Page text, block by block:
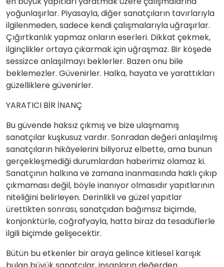
yoğunlaşırlar. Piyasayla, diğer sanatçıların tavırlarıyla
ilgilenmeden, sadece kendi çalışmalarıyla uğraşırlar.
Çığırtkanlık yapmaz onların eserleri. Dikkat çekmek,
ilginçlikler ortaya çıkarmak için uğraşmaz. Bir köşede
sessizce anlaşılmayı beklerler. Bazen onu bile
beklemezler. Güvenirler. Halka, hayata ve yarattıkları
güzelliklere güvenirler.
YARATICI BİR İNANÇ
Bu güvende haksız çıkmış ve bize ulaşmamış
sanatçılar kuşkusuz vardır. Sonradan değeri anlaşılmış
sanatçıların hikâyelerini biliyoruz elbette, ama bunun
gerçekleşmediği durumlardan haberimiz olamaz ki.
Sanatçının halkına ve zamana inanmasında haklı çıkıp
çıkmaması değil, böyle inanıyor olmasıdır yapıtlarının
niteliğini belirleyen. Derinlikli ve güzel yapıtlar
ürettikten sonrası, sanatçıdan bağımsız biçimde,
konjonktürle, coğrafyayla, hatta biraz da tesadüflerle
ilgili biçimde gelişecektir.
Bütün bu etkenler bir araya gelince kitlesel karışık